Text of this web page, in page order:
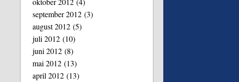
september 2012 (3)
august 2012 (5)
juli 2012 (10)
juni 2012 (8)
mai 2012 (13)
april 2012 (13)